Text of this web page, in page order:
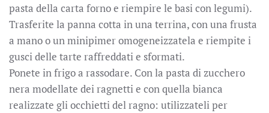
pasta della carta forno e riempire le basi con legumi).
Trasferite la panna cotta in una terrina, con una frusta
a mano o un minipimer omogeneizzatela e riempite i
gusci delle tarte raffreddati e sformati.
Ponete in frigo a rassodare. Con la pasta di zucchero
nera modellate dei ragnetti e con quella bianca
realizzate gli occhietti del ragno: utilizzateli per